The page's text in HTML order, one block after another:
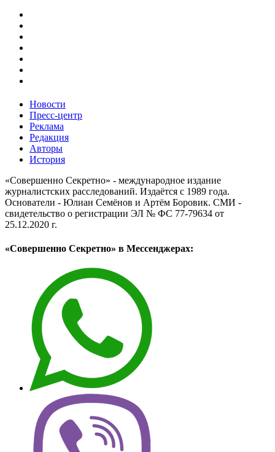
Новости
Пресс-центр
Реклама
Редакция
Авторы
История
«Совершенно Секретно» - международное издание
журналистских расследований. Издаётся с 1989 года.
Основатели - Юлиан Семёнов и Артём Боровик. CМИ -
свидетельство о регистрации ЭЛ № ФС 77-79634 от
25.12.2020 г.
«Совершенно Секретно» в Мессенджерах: